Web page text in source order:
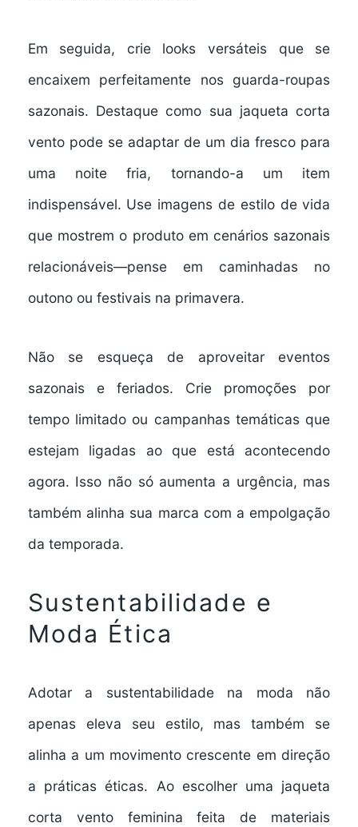
Em seguida, crie looks versáteis que se
encaixem perfeitamente nos guarda-roupas
sazonais. Destaque como sua jaqueta corta
vento pode se adaptar de um dia fresco para
uma noite fria, tornando-a um item
indispensável. Use imagens de estilo de vida
que mostrem o produto em cenários sazonais
relacionáveis—pense em caminhadas no
outono ou festivais na primavera.
Não se esqueça de aproveitar eventos
sazonais e feriados. Crie promoções por
tempo limitado ou campanhas temáticas que
estejam ligadas ao que está acontecendo
agora. Isso não só aumenta a urgência, mas
também alinha sua marca com a empolgação
da temporada.
Sustentabilidade e
Moda Ética
Adotar a sustentabilidade na moda não
apenas eleva seu estilo, mas também se
alinha a um movimento crescente em direção
a práticas éticas. Ao escolher uma jaqueta
corta vento feminina feita de materiais